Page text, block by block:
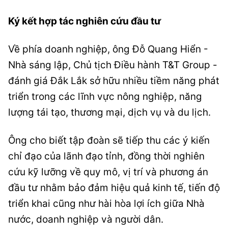
Ký kết hợp tác nghiên cứu đầu tư
Về phía doanh nghiệp, ông Đỗ Quang Hiển -
Nhà sáng lập, Chủ tịch Điều hành T&T Group -
đánh giá Đắk Lắk sở hữu nhiều tiềm năng phát
triển trong các lĩnh vực nông nghiệp, năng
lượng tái tạo, thương mại, dịch vụ và du lịch.
Ông cho biết tập đoàn sẽ tiếp thu các ý kiến
chỉ đạo của lãnh đạo tỉnh, đồng thời nghiên
cứu kỹ lưỡng về quy mô, vị trí và phương án
đầu tư nhằm bảo đảm hiệu quả kinh tế, tiến độ
triển khai cũng như hài hòa lợi ích giữa Nhà
nước, doanh nghiệp và người dân.